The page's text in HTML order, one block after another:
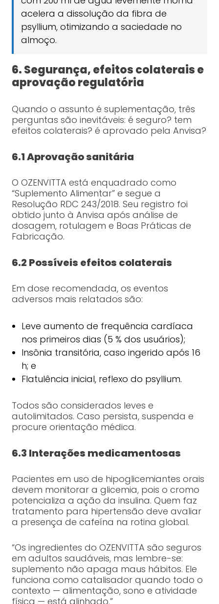
acelera a dissolução da fibra de
psyllium, otimizando a saciedade no
almoço.
6. Segurança, efeitos colaterais e
aprovação regulatória
Quando o assunto é suplementação, três
perguntas são inevitáveis: é seguro? tem
efeitos colaterais? é aprovado pela Anvisa?
6.1 Aprovação sanitária
O OZENVITTA está enquadrado como
“Suplemento Alimentar” e segue a
Resolução RDC 243/2018. Seu registro foi
obtido junto à Anvisa após análise de
dosagem, rotulagem e Boas Práticas de
Fabricação.
6.2 Possíveis efeitos colaterais
Em dose recomendada, os eventos
adversos mais relatados são:
Leve aumento de frequência cardíaca
nos primeiros dias (5 % dos usuários);
Insônia transitória, caso ingerido após 16
h; e
Flatulência inicial, reflexo do psyllium.
Todos são considerados leves e
autolimitados. Caso persista, suspenda e
procure orientação médica.
6.3 Interações medicamentosas
Pacientes em uso de hipoglicemiantes orais
devem monitorar a glicemia, pois o cromo
potencializa a ação da insulina. Quem faz
tratamento para hipertensão deve avaliar
a presença de cafeína na rotina global.
“Os ingredientes do OZENVITTA são seguros
em adultos saudáveis, mas lembre-se:
suplemento não apaga maus hábitos. Ele
funciona como catalisador quando todo o
contexto — alimentação, sono e atividade
física — está alinhado.”